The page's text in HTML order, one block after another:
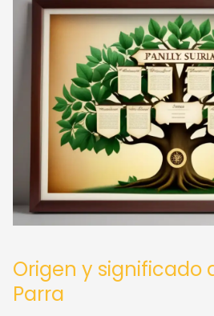
Origen y significado
Parra